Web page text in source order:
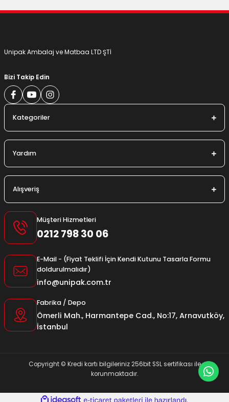
Unipak Ambalaj ve Matbaa LTD ŞTİ
Bizi Takip Edin
Kategoriler
Yardım
Alışveriş
Müşteri Hizmetleri
0212 798 30 06
E-Mail - (Fiyat Teklifi İçin Kendi Kutunu Tasarla Formu
doldurulmalıdır)
info@unipak.com.tr
Fabrika / Depo
Ömerli Mah., Harmantepe Cad., No:17, Arnavutköy,
İstanbul
Copyright © Kredi kartı bilgileriniz 256bit SSL sertifikası ile
korunmaktadır.
ideasoft e-